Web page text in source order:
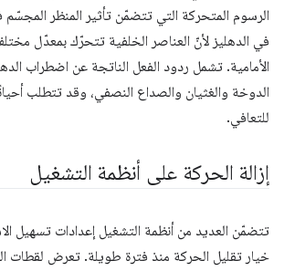
الرسوم المتحركة التي تتضمّن تأثير المنظر
في الدهليز لأنّ العناصر الخلفية تتحرّك بمعدّل
الأمامية. تشمل ردود الفعل الناتجة عن اضطراب
الدوخة والغثيان والصداع النصفي، وقد تتطلب
للتعافي.
إزالة الحركة على أنظمة التشغيل
تتضمّن العديد من أنظمة التشغيل إعدادات تسهيل
خيار تقليل الحركة منذ فترة طويلة. تعرض لقطات